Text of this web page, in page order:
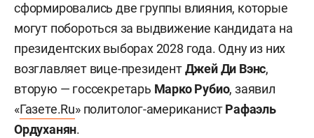
сформировались две группы влияния, которые
могут побороться за выдвижение кандидата на
президентских выборах 2028 года. Одну из них
возглавляет вице-президентДжей Ди Вэнс,
вторую — госсекретарь Марко Рубио, заявил
«Газете.Ru» политолог-американистРафаэль
Ордуханян.